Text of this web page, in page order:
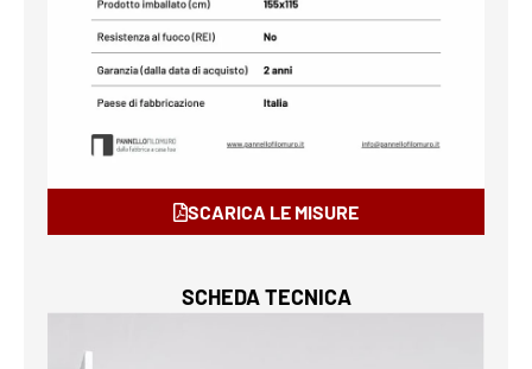
SCARICA LE MISURE
SCHEDA TECNICA